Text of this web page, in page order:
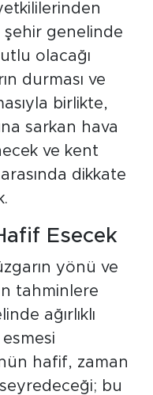
şehir genelinde
olacağı
durması ve
birlikte,
sarkan hava
ve kent
arasında dikkate
Esecek
yönü ve
tahminlere
ağırlıklı
hafif, zaman
bu